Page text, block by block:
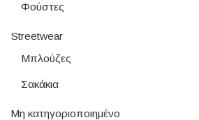
Φούστες
Streetwear
Μπλούζες
Σακάκια
Μη κατηγοριοποιημένο